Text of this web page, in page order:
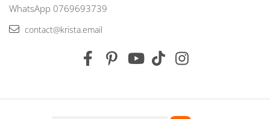
WhatsApp 0769693739
contact@krista.email